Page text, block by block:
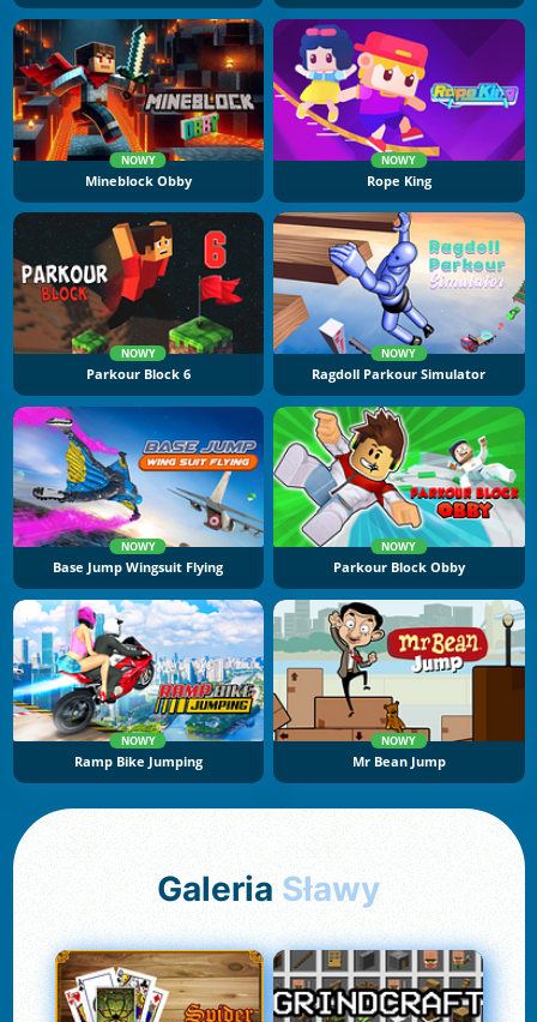
NOWY
Mineblock Obby
NOWY
Rope King
NOWY
Parkour Block 6
NOWY
Ragdoll Parkour Simulator
NOWY
Base Jump Wingsuit Flying
NOWY
Parkour Block Obby
NOWY
Ramp Bike Jumping
NOWY
Mr Bean Jump
Galeria Sławy